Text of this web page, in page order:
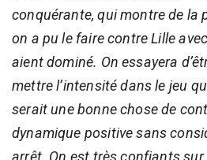
conquérante, qui montre de la
on a pu le faire contre Lille
aient dominé. On essayera
mettre l’intensité dans le jeu
serait une bonne chose de
dynamique positive sans
arrêt. On est très confiants sur